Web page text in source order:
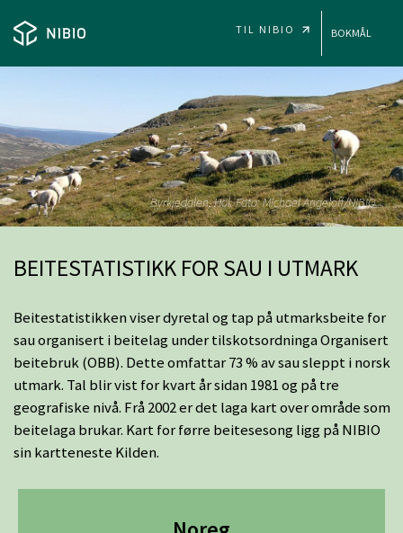
TIL NIBIO BOKMÅL
Byrkjedalen, Hol. Foto: Michael Angeloff/NIBIO
BEITESTATISTIKK FOR SAU I UTMARK
Beitestatistikken viser dyretal og tap på utmarksbeite for
sau organisert i beitelag under tilskotsordninga Organisert
beitebruk (OBB). Dette omfattar 73 % av sau sleppt i norsk
utmark. Tal blir vist for kvart år sidan 1981 og på tre
geografiske nivå. Frå 2002 er det laga kart over område som
beitelaga brukar. Kart for førre beitesesong ligg på NIBIO
sin kartteneste Kilden.